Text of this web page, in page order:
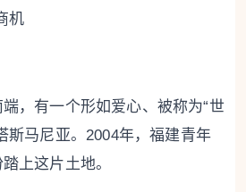
机
有一个形如爱心、被称为“世
马尼亚。2004年，福建青年
上这片土地。